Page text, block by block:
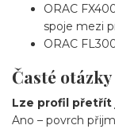
ORAC
spoje mezi
ORAC
Časté otázky
Lze profil přetřít
Ano – povrch